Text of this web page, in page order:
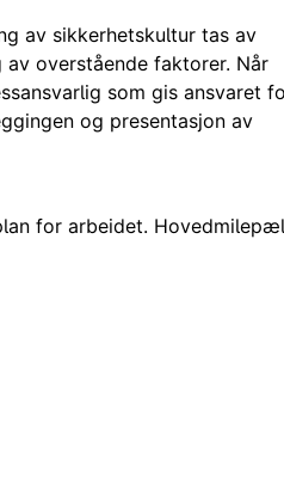
av sikkerhetskultur tas av
overstående faktorer. Når
som gis ansvaret
og presentasjon av
for arbeidet.